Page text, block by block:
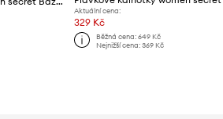
Aktuální cena:
329 Kč
Běžná cena: 649 Kč
Nejnižší cena: 369 Kč